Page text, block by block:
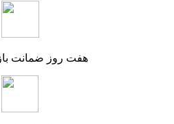
هفت روز ضمانت